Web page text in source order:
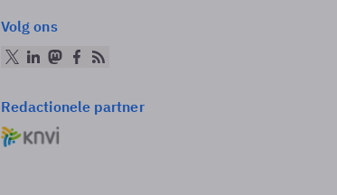
Volg ons
Redactionele partner